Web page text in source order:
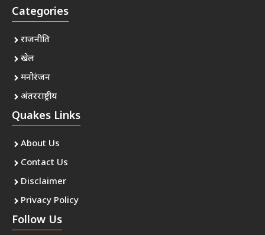
Categories
राजनीति
खेल
मनोरंजन
अंतरराष्ट्रीय
Quakes Links
About Us
Contact Us
Disclaimer
Privacy Policy
Follow Us